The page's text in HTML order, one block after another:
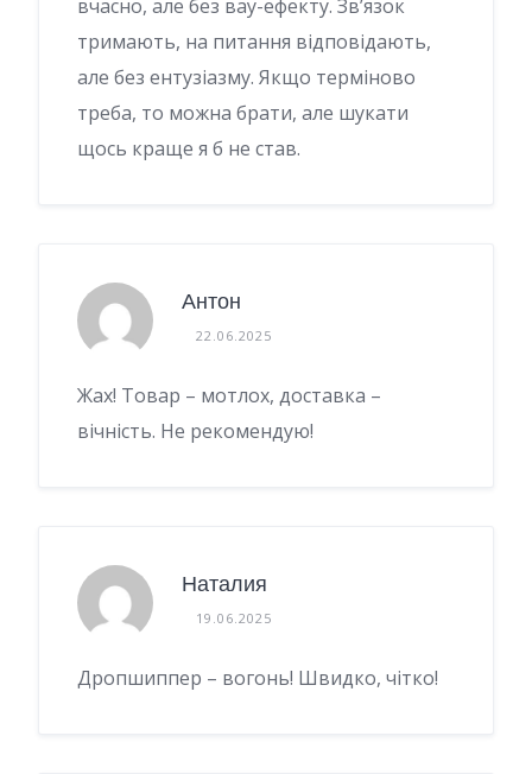
вчасно, але без вау-ефекту. Зв’язок
тримають, на питання відповідають,
але без ентузіазму. Якщо терміново
треба, то можна брати, але шукати
щось краще я б не став.
Антон
22.06.2025
Жах! Товар – мотлох, доставка –
вічність. Не рекомендую!
Наталия
19.06.2025
Дропшиппер – вогонь! Швидко, чітко!